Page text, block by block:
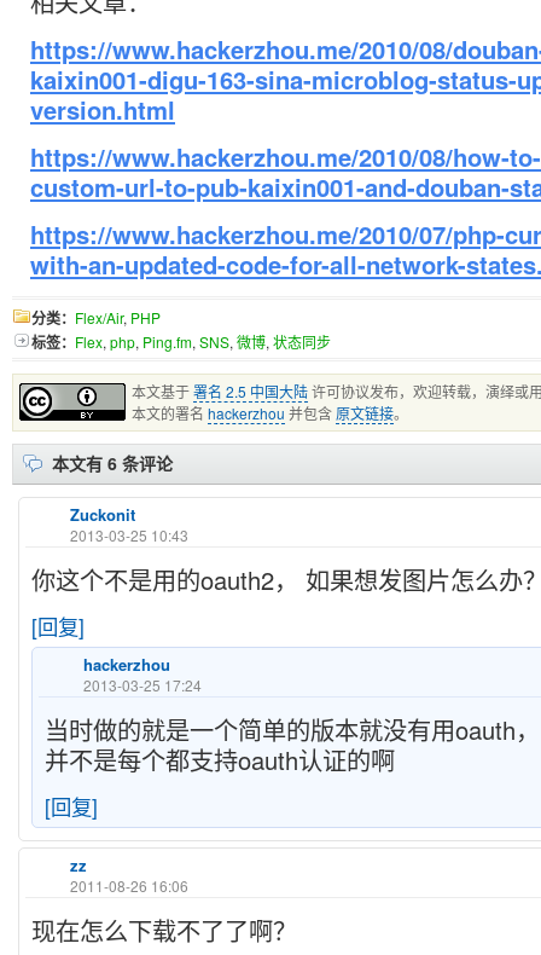
https://www.hackerzhou.me/2010/08/
kaixin001-digu-163-sina-microblog-status-
version.html
https://www.hackerzhou.me/2010/08/how-
custom-url-to-pub-kaixin001-and-douban-
https://www.hackerzhou.me/2010/07/php-
with-an-updated-code-for-all-network-
分类： Flex/Air, PHP
标签： Flex, php, Ping.fm, SNS, 微博, 状态同步
本文基于署名 2.5 中国大陆许可协议发布，欢迎转载，演绎或
本文的署名 hackerzhou 并包含 原文链接。
本文有 6 条评论
Zuckonit
2013-03-25 10:43
你这个不是用的oauth2， 如果想发图片怎么办
[回复]
hackerzhou
2013-03-25 17:24
当时做的就是一个简单的版本就没有用oauth
并不是每个都支持oauth认证的啊
[回复]
zz
2011-08-26 16:06
现在怎么下载不了了啊？